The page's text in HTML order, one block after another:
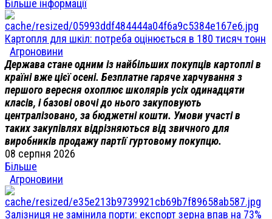
Більше інформації
Картопля для шкіл: потреба оцінюється в 180 тисяч тонн
Агроновини
Держава стане одним із найбільших покупців картоплі в
країні вже цієї осені. Безплатне гаряче харчування з
першого вересня охоплює школярів усіх одинадцяти
класів, і базові овочі до нього закуповують
централізовано, за бюджетні кошти. Умови участі в
таких закупівлях відрізняються від звичного для
виробників продажу партії гуртовому покупцю.
08 серпня 2026
Більше
Агроновини
Залізниця не замінила порти: експорт зерна впав на 73%